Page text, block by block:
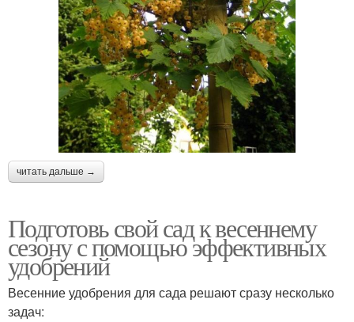
читать дальше →
Подготовь свой сад к весеннему
сезону с помощью эффективных
удобрений
Весенние удобрения для сада решают сразу несколько
задач: